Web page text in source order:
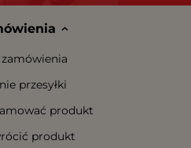
przesyłki
produkt
produkt